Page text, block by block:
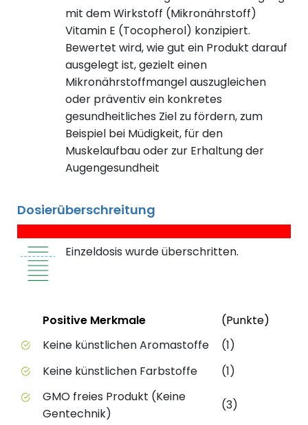
mit dem Wirkstoff (Mikronährstoff)
Vitamin E (Tocopherol) konzipiert.
Bewertet wird, wie gut ein Produkt darauf
ausgelegt ist, gezielt einen
Mikronährstoffmangel auszugleichen
oder präventiv ein konkretes
gesundheitliches Ziel zu fördern, zum
Beispiel bei Müdigkeit, für den
Muskelaufbau oder zur Erhaltung der
Augengesundheit
Dosierüberschreitung
Einzeldosis wurde überschritten.
Positive Merkmale des Produkts mit
StatusPositive Merkmale (Punkte)
Keine künstlichen Aromastoffe
(1)
Keine künstlichen Farbstoffe
(1)
GMO freies Produkt (Keine
Gentechnik)
(3)